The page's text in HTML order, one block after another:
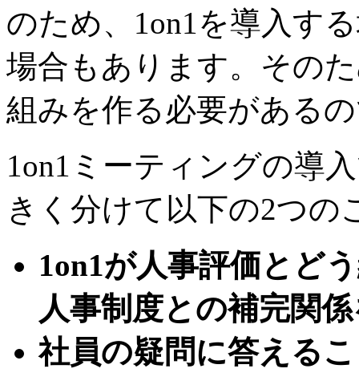
のため、1on1を導入す
場合もあります。その
組みを作る必要がある
1on1ミーティングの導
きく分けて以下の2つの
1on1が人事評価とど
人事制度との補完関
社員の疑問に答える